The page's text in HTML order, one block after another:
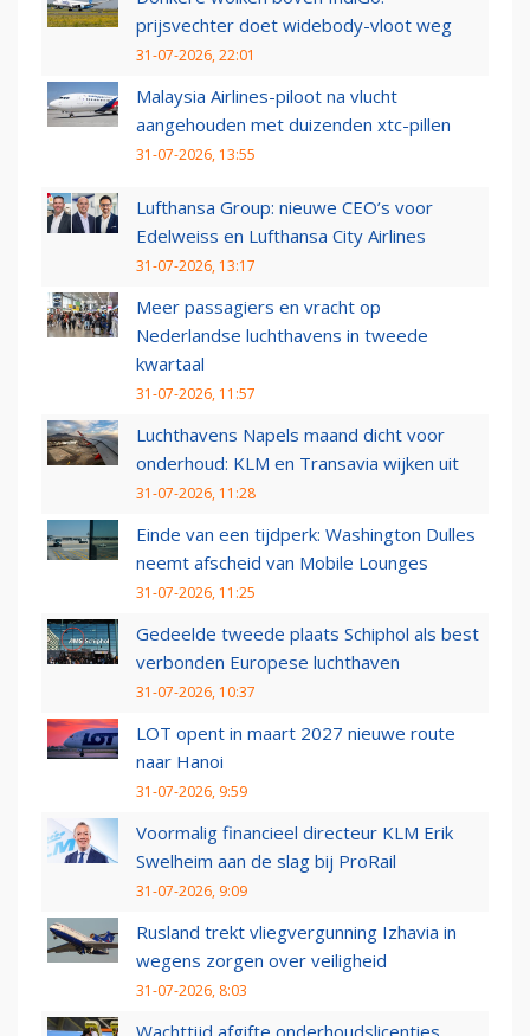
prijsvechter doet widebody-vloot weg
31-07-2026, 22:01
Malaysia Airlines-piloot na vlucht
aangehouden met duizenden xtc-pillen
31-07-2026, 13:55
Lufthansa Group: nieuwe CEO’s voor
Edelweiss en Lufthansa City Airlines
31-07-2026, 13:17
Meer passagiers en vracht op
Nederlandse luchthavens in tweede
kwartaal
31-07-2026, 11:57
Luchthavens Napels maand dicht voor
onderhoud: KLM en Transavia wijken uit
31-07-2026, 11:28
Einde van een tijdperk: Washington Dulles
neemt afscheid van Mobile Lounges
31-07-2026, 11:25
Gedeelde tweede plaats Schiphol als best
verbonden Europese luchthaven
31-07-2026, 10:37
LOT opent in maart 2027 nieuwe route
naar Hanoi
31-07-2026, 9:59
Voormalig financieel directeur KLM Erik
Swelheim aan de slag bij ProRail
31-07-2026, 9:09
Rusland trekt vliegvergunning Izhavia in
wegens zorgen over veiligheid
31-07-2026, 8:03